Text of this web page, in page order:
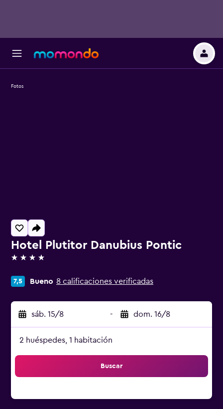
Hotel Plutitor Danubius Pontic
4 estrellas
7,5 Bueno 8 calificaciones verificadas
sáb. 15/8 - dom. 16/8
2 huéspedes, 1 habitación
Buscar
Fotos